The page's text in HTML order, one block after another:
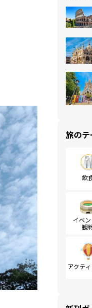
旅の
飲
イベ
観
アクテ